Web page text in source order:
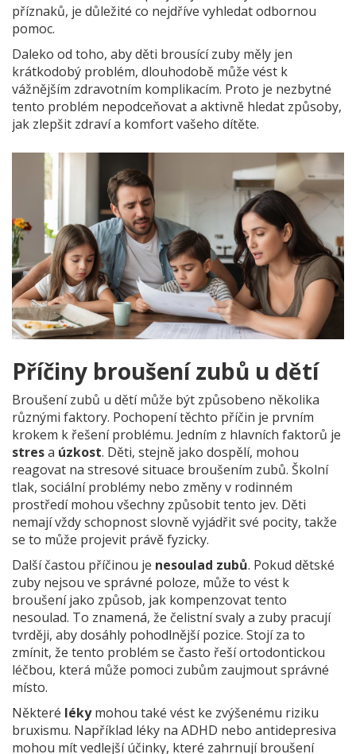
příznaků, je důležité co nejdříve vyhledat odbornou
pomoc.
Daleko od toho, aby děti brousící zuby měly jen
krátkodobý problém, dlouhodobě může vést k
vážnějším zdravotním komplikacím. Proto je nezbytné
tento problém nepodceňovat a aktivně hledat způsoby,
jak zlepšit zdraví a komfort vašeho dítěte.
Příčiny broušení zubů u dětí
Broušení zubů u dětí může být způsobeno několika
různými faktory. Pochopení těchto příčin je prvním
krokem k řešení problému. Jedním z hlavních faktorů je
stresa úzkost. Děti, stejně jako dospělí, mohou
reagovat na stresové situace broušením zubů. Školní
tlak, sociální problémy nebo změny v rodinném
prostředí mohou všechny způsobit tento jev. Děti
nemají vždy schopnost slovně vyjádřit své pocity, takže
se to může projevit právě fyzicky.
Další častou příčinou je nesoulad zubů. Pokud dětské
zuby nejsou ve správné poloze, může to vést k
broušení jako způsob, jak kompenzovat tento
nesoulad. To znamená, že čelistní svaly a zuby pracují
tvrději, aby dosáhly pohodlnější pozice. Stojí za to
zmínit, že tento problém se často řeší ortodontickou
léčbou, která může pomoci zubům zaujmout správné
místo.
Některé lékymohou také vést ke zvýšenému riziku
bruxismu. Například léky na ADHD nebo antidepresiva
mohou mít vedlejší účinky, které zahrnují broušení